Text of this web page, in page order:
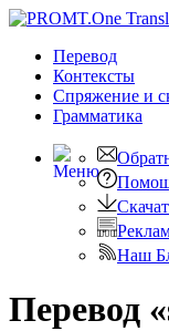
Перевод
Контексты
Спряжение и
Грамматика
Наш
Перевод